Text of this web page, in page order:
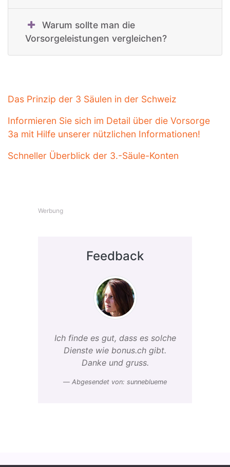
Warum sollte man die
Vorsorgeleistungen vergleichen?
Das Prinzip der 3 Säulen in der Schweiz
Informieren Sie sich im Detail über die Vorsorge
3a mit Hilfe unserer nützlichen Informationen!
Schneller Überblick der 3.-Säule-Konten
Werbung
Feedback
Ich finde es gut, dass es solche
Dienste wie bonus.ch gibt.
Danke und gruss.
Abgesendet von: sunneblueme